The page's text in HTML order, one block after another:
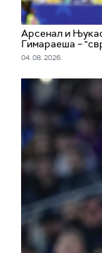
Арсенал и
Гимараеша –
04. 08. 2026.